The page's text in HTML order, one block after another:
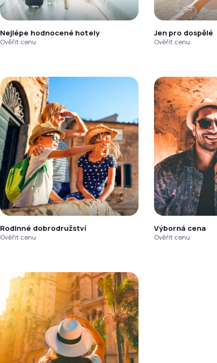
Nejlépe hodnocené hotely
Ověřit cenu
Jen pro dospělé
Ověřit cenu
Rodinné dobrodružství
Ověřit cenu
Výborná cena
Ověřit cenu